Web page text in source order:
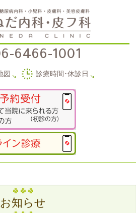
6466-1001
図 診療時間･休診日
お知らせ